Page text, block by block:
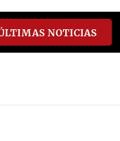
youtube
spotify
NOTICIAS